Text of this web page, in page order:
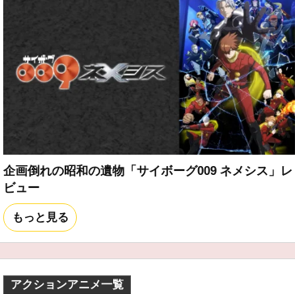
企画倒れの昭和の遺物「サイボーグ009 ネメシス」レ
ビュー
もっと見る
アクションアニメ一覧